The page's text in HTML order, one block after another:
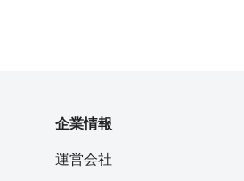
企業情報
運営会社